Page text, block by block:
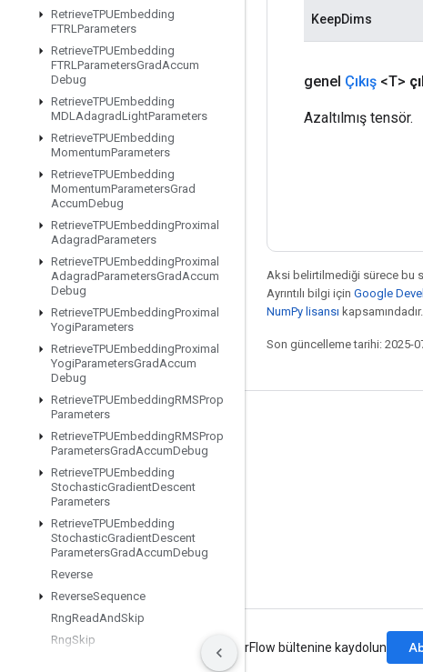
RetrieveTPUEmbedding
FTRLParameters
RetrieveTPUEmbedding
FTRLParametersGradAccum
Debug
RetrieveTPUEmbedding
MDLAdagradLightParameters
RetrieveTPUEmbedding
MomentumParameters
RetrieveTPUEmbedding
MomentumParametersGrad
AccumDebug
RetrieveTPUEmbeddingProximal
AdagradParameters
RetrieveTPUEmbeddingProximal
AdagradParametersGradAccum
Debug
RetrieveTPUEmbeddingProximal
YogiParameters
RetrieveTPUEmbeddingProximal
YogiParametersGradAccum
Debug
RetrieveTPUEmbeddingRMSProp
Parameters
RetrieveTPUEmbeddingRMSProp
ParametersGradAccumDebug
RetrieveTPUEmbedding
StochasticGradientDescent
Parameters
RetrieveTPUEmbedding
StochasticGradientDescent
ParametersGradAccumDebug
Reverse
ReverseSequence
RngReadAndSkip
RngSkip
KeepDims
genel Çıkış <T>
Azaltılmış tensör.
Aksi belirtilmediği sürece bu
Ayrıntılı bilgi için Google
NumPy lisansı kapsamındadır.
Son güncelleme tarihi: 2025-
Forum
Twitter
YouTube
Şartlar Gizlilik TensorFlow bültenine kaydolun